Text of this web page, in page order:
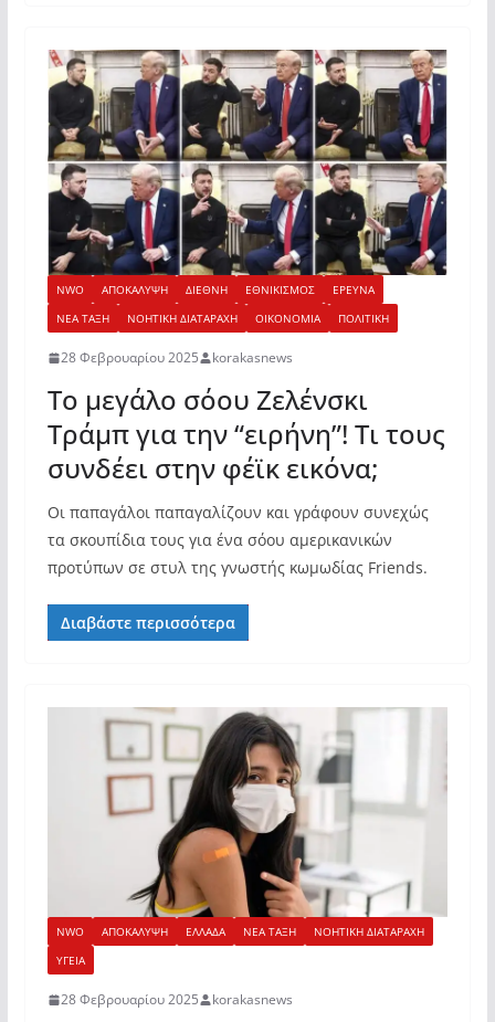
NWO ΑΠΟΚΑΛΥΨΗ ΔΙΕΘΝΗ ΕΘΝΙΚΙΣΜΟΣ
ΕΡΕΥΝΑ
ΝΕΑ ΤΑΞΗ
ΝΟΗΤΙΚΗ ΔΙΑΤΑΡΑΧΗ ΟΙΚΟΝΟΜΙΑ ΠΟΛΙΤΙΚΗ
28 Φεβρουαρίου 2025 korakasnews
Το μεγάλο σόου Ζελένσκι
Τράμπ για την “ειρήνη”! Τι τους
συνδέει στην φέϊκ εικόνα;
Οι παπαγάλοι παπαγαλίζουν και γράφουν συνεχώς
τα σκουπίδια τους για ένα σόου αμερικανικών
προτύπων σε στυλ της γνωστής κωμωδίας Friends.
Διαβάστε περισσότερα
NWO ΑΠΟΚΑΛΥΨΗ ΕΛΛΑΔΑ ΝΕΑ ΤΑΞΗ
ΝΟΗΤΙΚΗ ΔΙΑΤΑΡΑΧΗ
ΥΓΕΙΑ
28 Φεβρουαρίου 2025 korakasnews